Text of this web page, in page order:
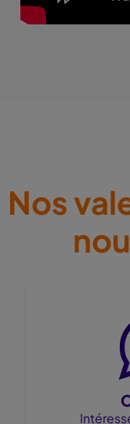
Nos